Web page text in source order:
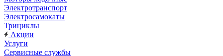
Электротранспорт
Электросамокаты
Трициклы
Акции
Услуги
Сервисные службы